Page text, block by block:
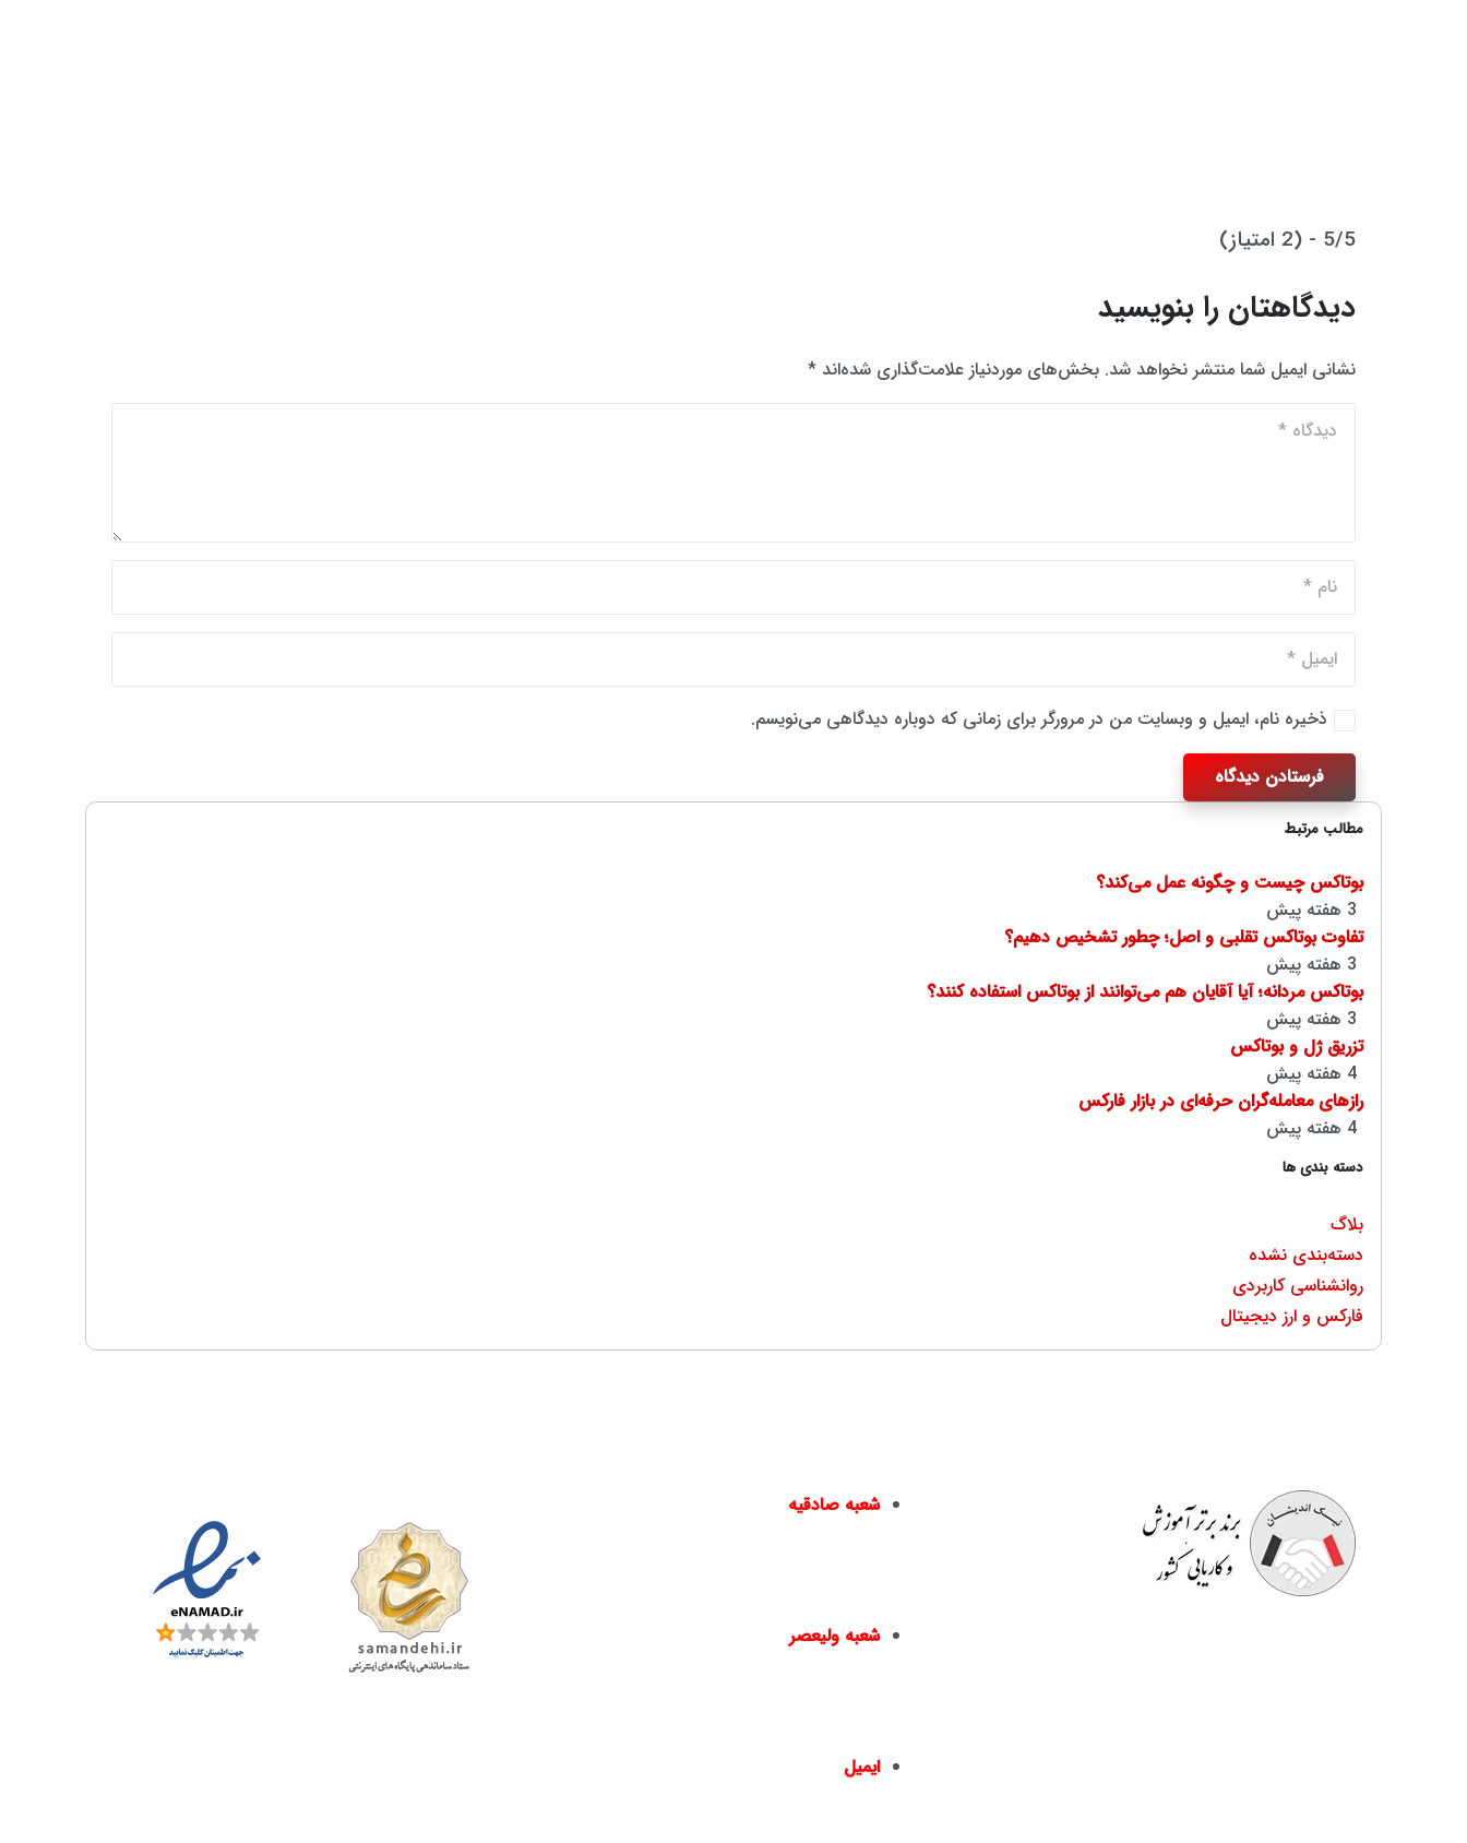
5/5 - (2 امتیاز)
دیدگاهتان را بنویسید
نشانی ایمیل شما منتشر نخواهد شد. بخش‌های موردنیاز علامت‌گذاری شده‌اند *
ذخیره نام، ایمیل و وبسایت من در مرورگر برای زمانی که دوباره دیدگاهی می‌نویسم.
فرستادن دیدگاه
مطالب مرتبط
بوتاکس چیست و چگونه عمل می‌کند؟
3 هفته پیش
تفاوت بوتاکس تقلبی و اصل؛ چطور تشخیص دهیم؟
3 هفته پیش
بوتاکس مردانه؛ آیا آقایان هم می‌توانند از بوتاکس استفاده کنند؟
3 هفته پیش
تزریق ژل و بوتاکس
4 هفته پیش
رازهای معامله‌گران حرفه‌ای در بازار فارکس
4 هفته پیش
دسته بندی ها
بلاگ
دسته‌بندی نشده
روانشناسی کاربردی
فارکس و ارز دیجیتال
شعبه صادقیه
شعبه ولیعصر
ایمیل